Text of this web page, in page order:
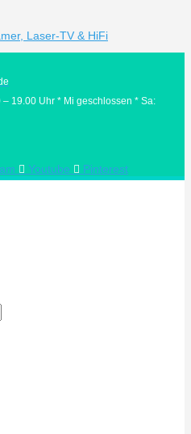
Laser-TV & HiFi
– 19.00 Uhr * Mi geschlossen * Sa:
Youtube Pinterest